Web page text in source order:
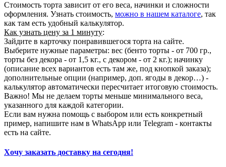
Стоимость торта зависит от его веса, начинки и сложности
оформления. Узнать стоимость, можно в нашем каталоге, так
как там есть удобный калькулятор.
Как узнать цену за 1 минуту:
Зайдите в карточку понравившегося торта на сайте.
Выберите нужные параметры: вес (бенто торты - от 700 гр.,
торты без декора - от 1,5 кг., с декором - от 2 кг.); начинку
(описание всех вариантов есть там же, под кнопкой заказа);
дополнительные опции (например, доп. ягоды в декор…) -
калькулятор автоматически пересчитает итоговую стоимость.
Важно! Мы не делаем торты меньше минимального веса,
указанного для каждой категории.
Если вам нужна помощь с выбором или есть конкретный
пример, напишите нам в WhatsApp или Telegram - контакты
есть на сайте.
Хочу заказать доставку на сегодня!